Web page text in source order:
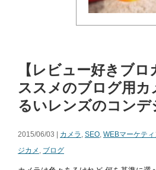
【レビュー好きブロ
ススメのブログ用カ
るいレンズのコンデ
2015/06/03 | カメラ , SEO, WEBマーケテ
ジカメ , ブログ